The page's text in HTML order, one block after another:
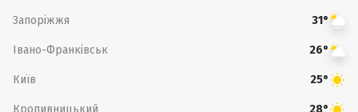
Запоріжжя 31°
Івано-Франківськ 26°
Київ 25°
Кропивницький 28°